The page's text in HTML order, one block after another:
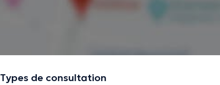
Types de consultation